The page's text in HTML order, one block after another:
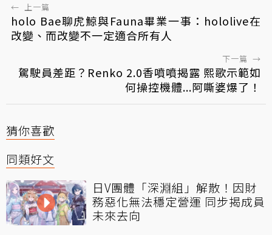
← 上一篇
holo Bae聊虎鯨與Fauna畢業一事：hololive在
改變、而改變不一定適合所有人
下一篇 →
駕駛員差距？Renko 2.0香噴噴揭露 熙歌示範如
何操控機體...阿嘶婆爆了！
猜你喜歡
同類好文
日V團體「深淵組」解散！因財
務惡化無法穩定營運 同步揭成員
未來去向